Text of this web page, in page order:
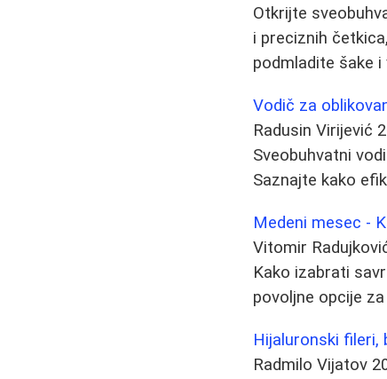
Otkrijte
i preciznih
podmladite šake
Vodič za
Radusin Virijević
Sveobuhvatni
Saznajte kako
Medeni mesec -
Vitomir
Kako izabrati
povoljne opcije
Hijaluronski
Radmilo Vijatov